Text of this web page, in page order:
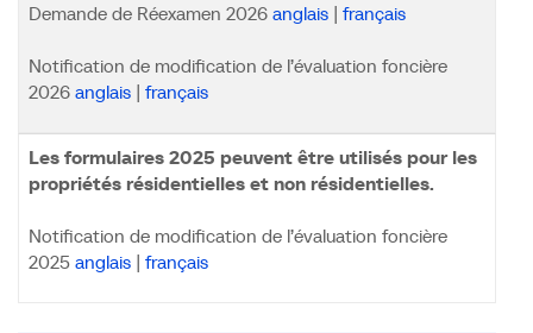
Demande de Réexamen 2026 anglais | français
Notification de modification de l’évaluation foncière
2026 anglais | français
Les formulaires 2025 peuvent être utilisés pour les
propriétés résidentielles et non résidentielles.
Notification de modification de l’évaluation foncière
2025 anglais | français